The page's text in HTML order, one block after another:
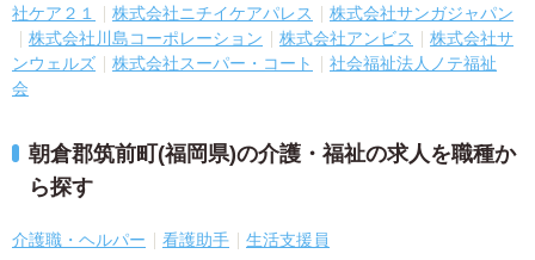
社ケア２１
株式会社ニチイケアパレス
株式会社サンガジャパン
株式会社川島コーポレーション
株式会社アンビス
株式会社サ
ンウェルズ
株式会社スーパー・コート
社会福祉法人ノテ福祉
会
朝倉郡筑前町(福岡県)の介護・福祉の求人を職種か
ら探す
介護職・ヘルパー 看護助手 生活支援員